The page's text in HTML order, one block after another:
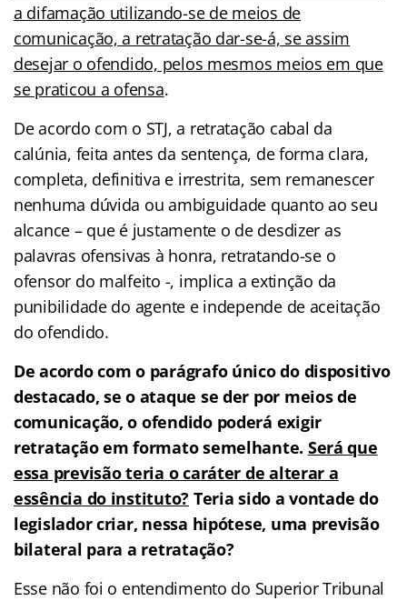
a difamação utilizando-se de meios de
comunicação, a retratação dar-se-á, se assim
desejar o ofendido, pelos mesmos meios em que
se praticou a ofensa.
De acordo com o STJ, a retratação cabal da
calúnia, feita antes da sentença, de forma clara,
completa, definitiva e irrestrita, sem remanescer
nenhuma dúvida ou ambiguidade quanto ao seu
alcance – que é justamente o de desdizer as
palavras ofensivas à honra, retratando-se o
ofensor do malfeito -, implica a extinção da
punibilidade do agente e independe de aceitação
do ofendido.
De acordo com o parágrafo único do dispositivo
destacado, se o ataque se der por meios de
comunicação, o ofendido poderá exigir
retratação em formato semelhante. Será que
essa previsão teria o caráter de alterar a
essência do instituto? Teria sido a vontade do
legislador criar, nessa hipótese, uma previsão
bilateral para a retratação?
Esse não foi o entendimento do Superior Tribunal